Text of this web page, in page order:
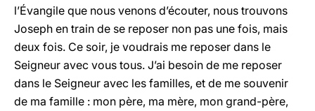
l’Évangile que nous venons d’écouter, nous trouvons
Joseph en train de se reposer non pas une fois, mais
deux fois. Ce soir, je voudrais me reposer dans le
Seigneur avec vous tous. J’ai besoin de me reposer
dans le Seigneur avec les familles, et de me souvenir
de ma famille : mon père, ma mère, mon grand-père,